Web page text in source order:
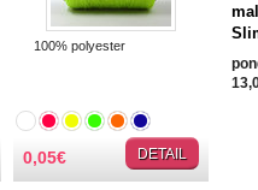
100% polyester
0,05€ DETAIL